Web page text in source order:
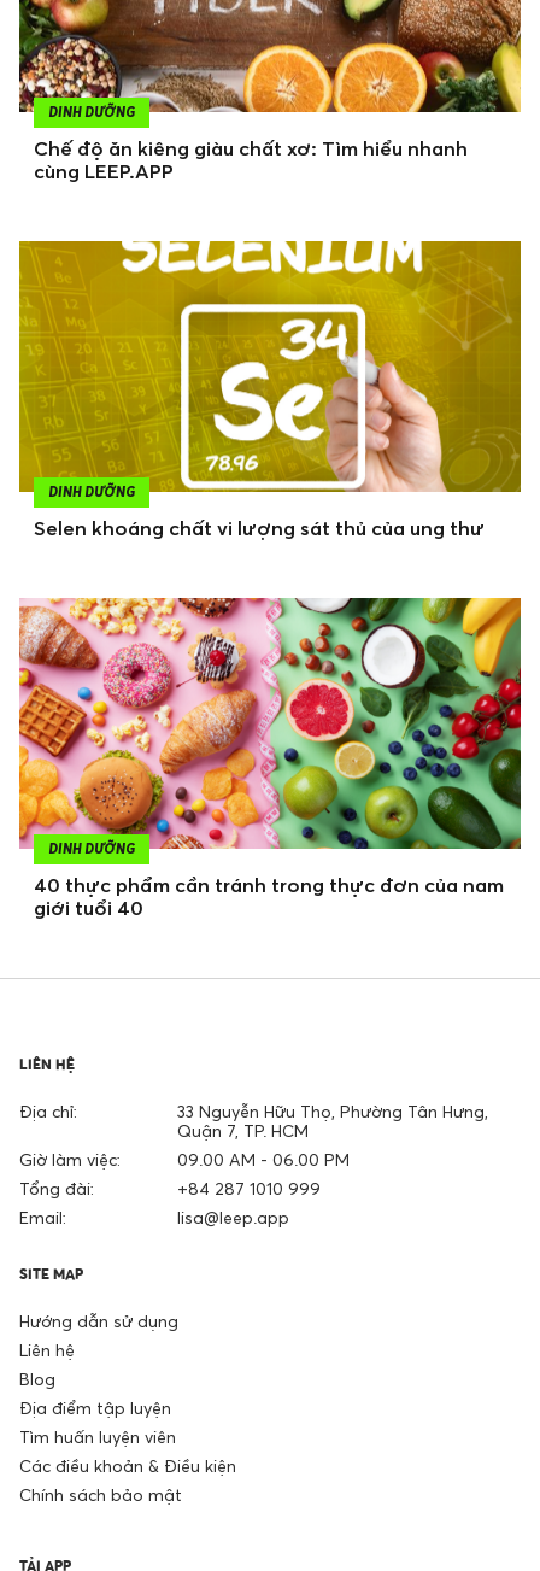
DINH DƯỠNG
Chế độ ăn kiêng giàu chất xơ: Tìm hiểu nhanh
cùng LEEP.APP
DINH DƯỠNG
Selen khoáng chất vi lượng sát thủ của ung thư
DINH DƯỠNG
40 thực phẩm cần tránh trong thực đơn của nam
giới tuổi 40
LIÊN HỆ
Địa chỉ:
33 Nguyễn Hữu Thọ, Phường Tân Hưng,
Quận 7, TP. HCM
Giờ làm việc:
09.00 AM - 06.00 PM
Tổng đài:
+84 287 1010 999
Email:
lisa@leep.app
SITE MAP
Hướng dẫn sử dụng
Liên hệ
Blog
Địa điểm tập luyện
Tìm huấn luyện viên
Các điều khoản & Điều kiện
Chính sách bảo mật
TẢI APP